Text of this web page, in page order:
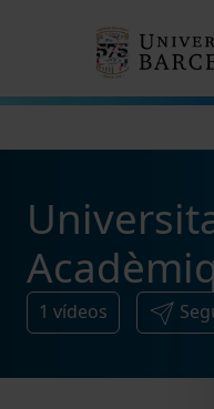
1 vídeos